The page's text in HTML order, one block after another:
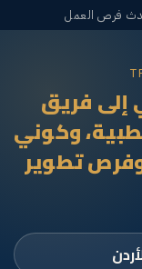
فرص العمل
فريق
وكوني
تطوير